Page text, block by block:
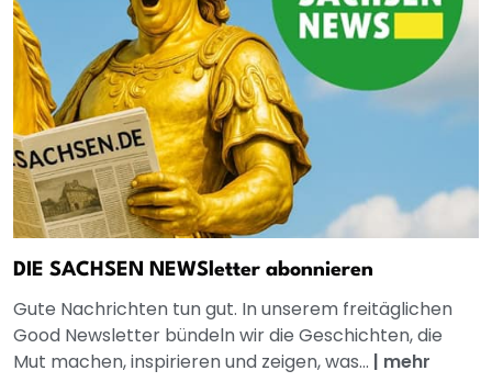
DIE SACHSEN NEWSletter abonnieren
Gute Nachrichten tun gut. In unserem freitäglichen
Good Newsletter bündeln wir die Geschichten, die
Mut machen, inspirieren und zeigen, was... | mehr